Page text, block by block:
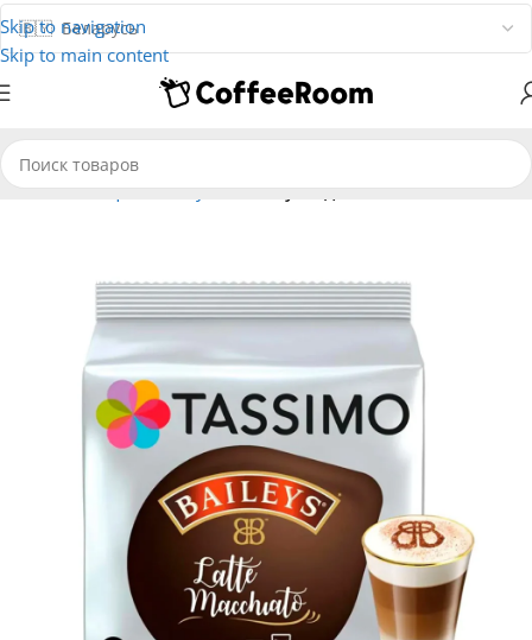
Skip to navigation
Skip to main content
Главная Кофе В капсулах Капсулы для системы Тassimo